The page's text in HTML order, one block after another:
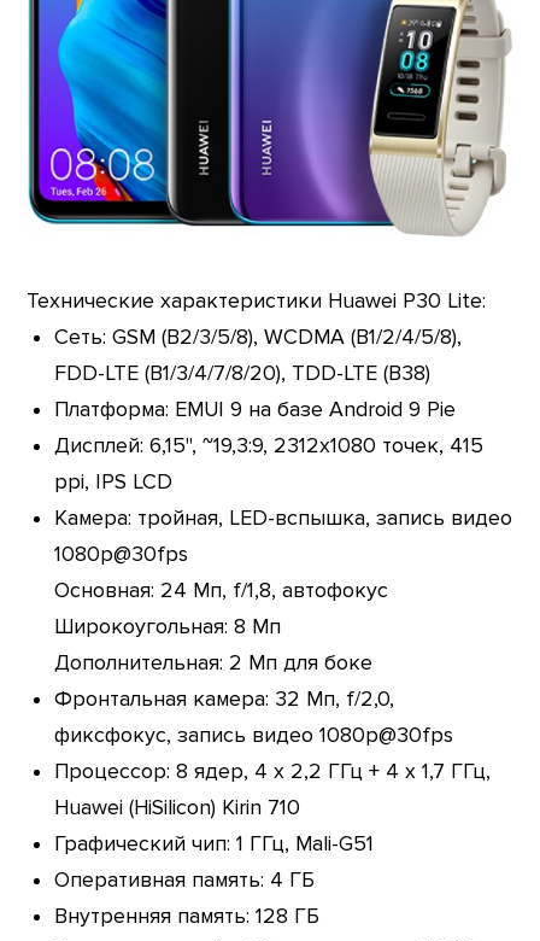
Технические характеристики Huawei P30 Lite:
Сеть: GSM (B2/3/5/8), WCDMA (B1/2/4/5/8),
FDD-LTE (B1/3/4/7/8/20), TDD-LTE (B38)
Платформа: EMUI 9 на базе Android 9 Pie
Дисплей: 6,15", ~19,3:9, 2312х1080 точек, 415
ppi, IPS LCD
Камера: тройная, LED-вспышка, запись видео
1080p@30fps
Основная: 24 Мп, f/1,8, автофокус
Широкоугольная: 8 Мп
Дополнительная: 2 Мп для боке
Фронтальная камера: 32 Мп, f/2,0,
фиксфокус, запись видео 1080p@30fps
Процессор: 8 ядер, 4 х 2,2 ГГц + 4 х 1,7 ГГц,
Huawei (HiSilicon) Kirin 710
Графический чип: 1 ГГц, Mali-G51
Оперативная память: 4 ГБ
Внутренняя память: 128 ГБ